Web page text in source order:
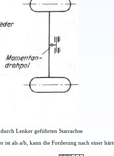
Lenker geführten Starrachse
ist als a/b, kann die Forderung nach einer